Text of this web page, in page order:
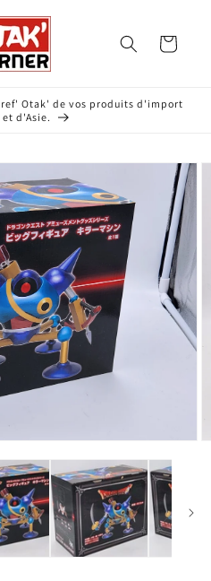
Panier
Otak' de vos produits d'import
d'Asie.